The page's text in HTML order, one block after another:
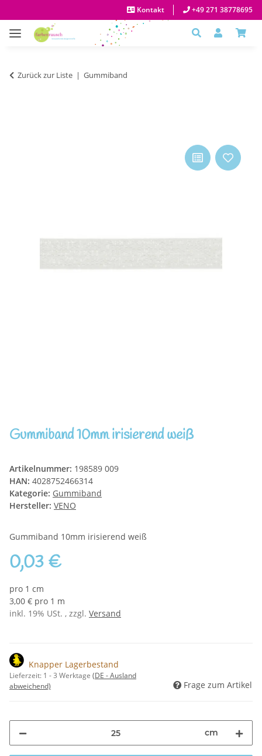
Kontakt +49 271 38778695
Zurück zur Liste Gummiband
Gummiband 10mm irisierend weiß
Artikelnummer: 198589 009
HAN: 4028752466314
Kategorie: Gummiband
Hersteller: VENO
Gummiband 10mm irisierend weiß
0,03 €
pro 1 cm
3,00 € pro 1 m
inkl. 19% USt. , zzgl. Versand
Knapper Lagerbestand
Lieferzeit: 1 - 3 Werktage (DE - Ausland
abweichend)
Frage zum Artikel
cm